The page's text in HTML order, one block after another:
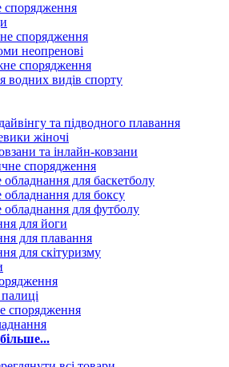
спорядження
спорядження
неопренові
спорядження
водних видів спорту
та підводного плавання
жіночі
та інлайн-ковзани
спорядження
для баскетболу
для боксу
для футболу
для йоги
для плавання
для скітуризму
спорядження